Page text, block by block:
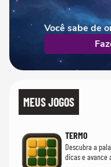
Você sabe de
MEUS JOGOS
TERMO
Descubra a
dicas e avance